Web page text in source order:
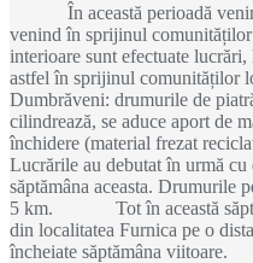
În această perioadă venim
venind în sprijinul
interioare sunt efectuate
astfel în sprijinul
Dumbrăveni: drumurile de
cilindrează, se aduce aport de
închidere (material frezat
Lucrările au debutat în urmă
săptămâna aceasta. Drumurile
5 km. Tot în această
din localitatea Furnica pe o
încheiate săptămâna viitoare.